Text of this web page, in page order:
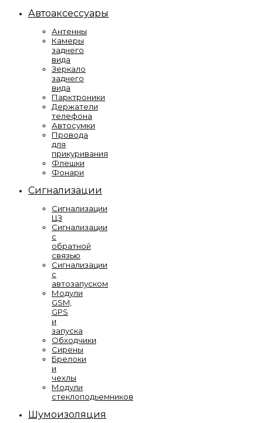
Автоаксессуары
Антенны
Камеры
заднего
вида
Зеркало
заднего
вида
Парктроники
Держатели
телефона
Автосумки
Провода
для
прикуривания
Флешки
Фонари
Сигнализации
Сигнализации
ЦЗ
Сигнализации
с
обратной
связью
Сигнализации
с
автозапуском
Модули
GSM,
GPS
и
запуска
Обходчики
Сирены
Брелоки
и
чехлы
Модули
стеклоподьемников
Шумоизоляция